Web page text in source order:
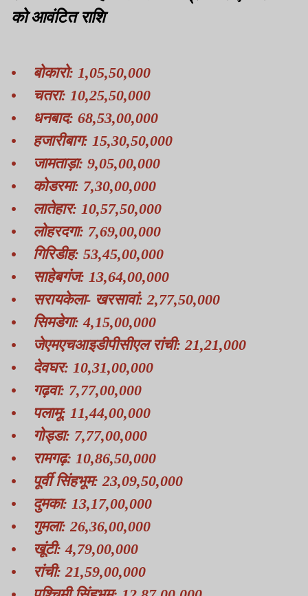
को आवंटित राशि
• बोकारो: 1,05,50,000
• चतरा: 10,25,50,000
• धनबाद: 68,53,00,000
• हजारीबाग: 15,30,50,000
• जामताड़ा: 9,05,00,000
• कोडरमा: 7,30,00,000
• लातेहार: 10,57,50,000
• लोहरदगा: 7,69,00,000
• गिरिडीह: 53,45,00,000
• साहेबगंज: 13,64,00,000
• सरायकेला- खरसावां: 2,77,50,000
• सिमडेगा: 4,15,00,000
• जेएमएचआइडीपीसीएल रांची: 21,21,000
• देवघर: 10,31,00,000
• गढ़वा: 7,77,00,000
• पलामू: 11,44,00,000
• गोड्डा: 7,77,00,000
• रामगढ़: 10,86,50,000
• पूर्वी सिंहभूम: 23,09,50,000
• दुमका: 13,17,00,000
• गुमला: 26,36,00,000
• खूंटी: 4,79,00,000
• रांची: 21,59,00,000